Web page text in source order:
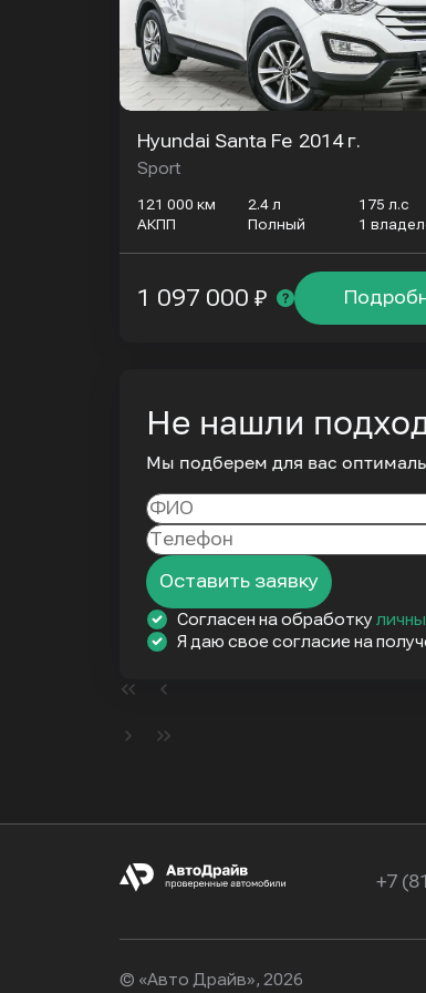
Hyundai Santa Fe 2014 г.
Sport
121 000 км 2.4 л
175 л.с
АКПП
Полный 1
1 097 000 ₽
Не нашли
Мы подберем для вас
Оставить заявку
Согласен на обработку
Я даю свое согласие на
+7
© «Авто Драйв», 2026